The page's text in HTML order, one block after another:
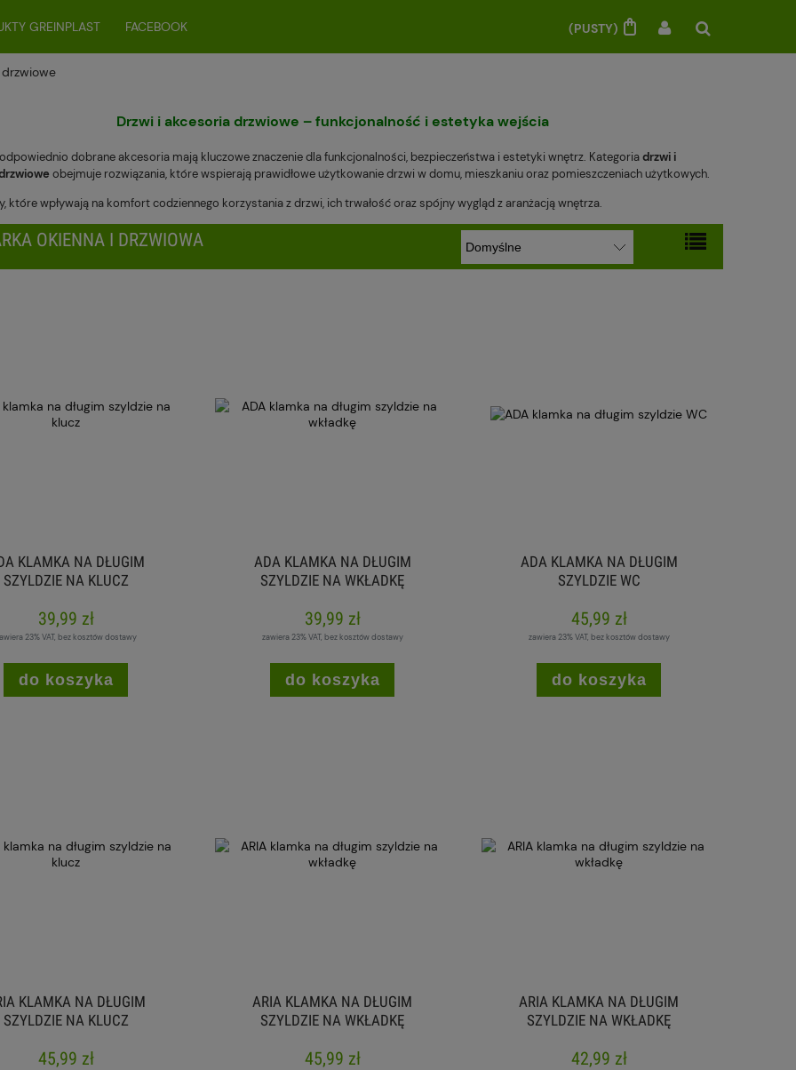
(PUSTY)
GREINPLAST FACEBOOK
Drzwi i akcesoria drzwiowe – funkcjonalność i estetyka wejścia
dobrane akcesoria mają kluczowe znaczenie dla funkcjonalności, bezpieczeństwa i estetyki wnętrz. Kategoriadrzwi i
obejmuje rozwiązania, które wspierają prawidłowe użytkowanie drzwi w domu, mieszkaniu oraz pomieszczeniach użytkowych.
które wpływają na komfort codziennego korzystania z drzwi, ich trwałość oraz spójny wygląd z aranżacją wnętrza.
OKIENNA I DRZWIOWA
KLAMKA NA DŁUGIM
SZYLDZIE NA KLUCZ
39,99 zł
23% VAT, bez kosztów dostawy
do koszyka
ADA KLAMKA NA DŁUGIM
SZYLDZIE NA WKŁADKĘ
39,99 zł
zawiera 23% VAT, bez kosztów dostawy
do koszyka
ADA KLAMKA NA DŁUGIM
SZYLDZIE WC
45,99 zł
zawiera 23% VAT, bez kosztów dostawy
do koszyka
KLAMKA NA DŁUGIM
SZYLDZIE NA KLUCZ
45,99 zł
ARIA KLAMKA NA DŁUGIM
SZYLDZIE NA WKŁADKĘ
45,99 zł
ARIA KLAMKA NA DŁUGIM
SZYLDZIE NA WKŁADKĘ
42,99 zł